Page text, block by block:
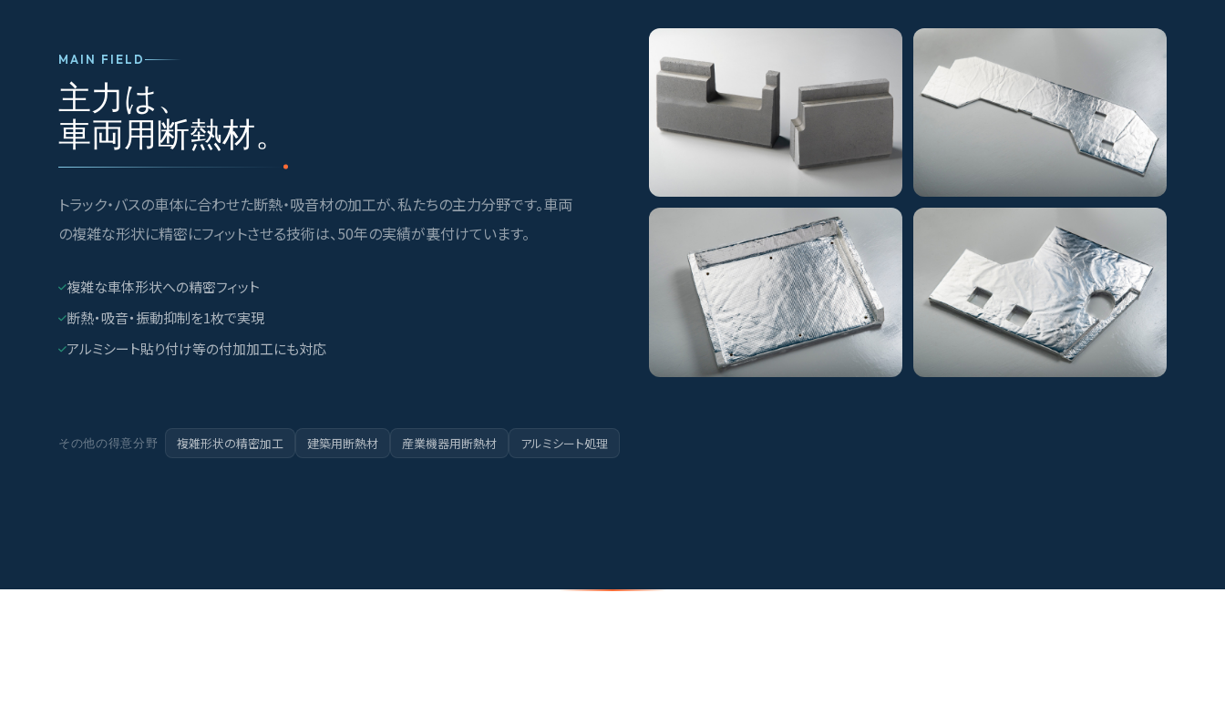
MAIN FIELD
主力は、
車両用断熱材。
トラック・バスの車体に合わせた断熱・吸音材の加工が、私たちの主力分野です。車両
の複雑な形状に精密にフィットさせる技術は、50年の実績が裏付けています。
複雑な車体形状への精密フィット
断熱・吸音・振動抑制を1枚で実現
アルミシート貼り付け等の付加加工にも対応
その他の得意分野 複雑形状の精密加工 建築用断熱材 産業機器用断熱材 アルミシート処理